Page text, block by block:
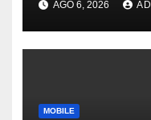
AGO 6, 2026
MOBILE